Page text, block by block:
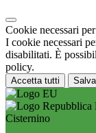
Cookie necessari
I cookie necessari
disabilitati. È
policy.
Accetta tutti
Cisternino